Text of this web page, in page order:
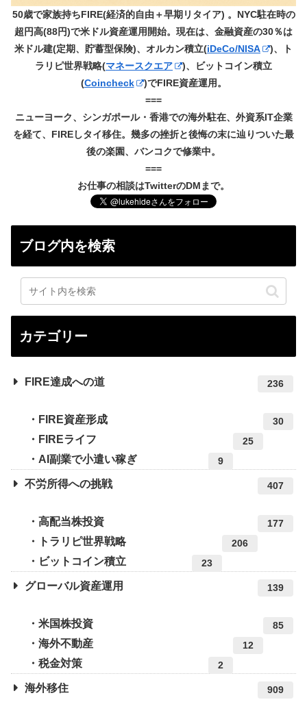
50歳で家族持ちFIRE(経済的自由＋早期リタイア) 。NYC駐在時の
超円高(88円)で米ドル資産運用開始。現在は、金融資産の30％は
米ドル建(定期、貯蓄型保険)、オルカン積立(iDeCo/NISA
)、ト
ラリピ世界戦略(マネースクエア
)、ビットコイン積立
(Coincheck
)でFIRE資産運用。
===
ニューヨーク、シンガポール・香港での海外駐在、外資系IT企業
を経て、FIREしタイ移住。幾多の挫折と後悔の末に辿りついた最
後の楽園、バンコクで修業中。
===
お仕事の相談はTwitterのDMまで。
ブログ内を検索
カテゴリー
FIRE達成への道 236
FIRE資産形成 30
FIREライフ 25
AI副業で小遣い稼ぎ 9
不労所得への挑戦 407
高配当株投資 177
トラリピ世界戦略 206
ビットコイン積立 23
グローバル資産運用 139
米国株投資 85
海外不動産 12
税金対策 2
海外移住 909